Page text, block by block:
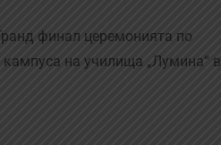
финал церемонията по
на училища „Лумина“ в